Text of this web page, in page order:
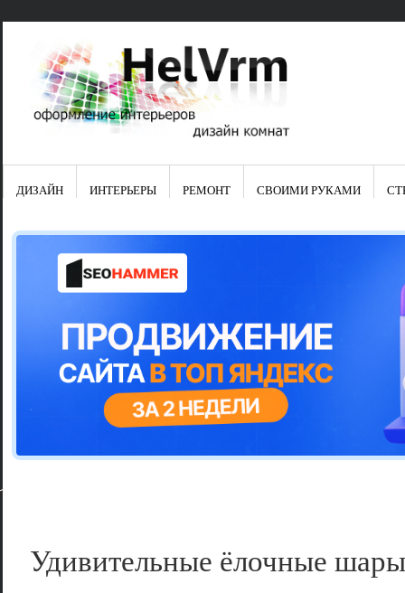
Свежие
Японские
Школа
Шьем
ДИЗАЙН ИНТЕРЬЕРЫ РЕМОНТ СВОИМИ РУКАМИ
Удивительные ёлочные шары